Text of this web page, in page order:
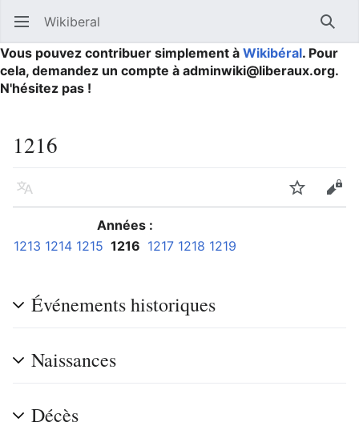
Ouvrir le menu principal Wikiberal
Vous pouvez contribuer simplement à Wikibéral. Pour
cela, demandez un compte à adminwiki@liberaux.org.
N'hésitez pas !
1216
Langue Suivre
Années :
1213 1214 1215 1216 1217 1218 1219
Événements historiques
Naissances
Décès